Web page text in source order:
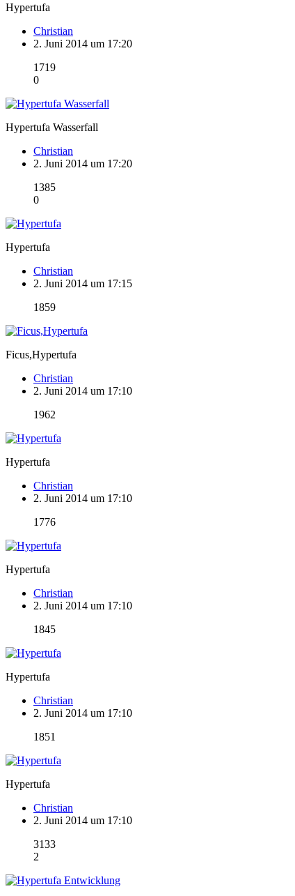
Hypertufa
Christian
2. Juni 2014 um 17:20
1719
0
Hypertufa Wasserfall
Christian
2. Juni 2014 um 17:20
1385
0
Hypertufa
Christian
2. Juni 2014 um 17:15
1859
Ficus,Hypertufa
Christian
2. Juni 2014 um 17:10
1962
Hypertufa
Christian
2. Juni 2014 um 17:10
1776
Hypertufa
Christian
2. Juni 2014 um 17:10
1845
Hypertufa
Christian
2. Juni 2014 um 17:10
1851
Hypertufa
Christian
2. Juni 2014 um 17:10
3133
2